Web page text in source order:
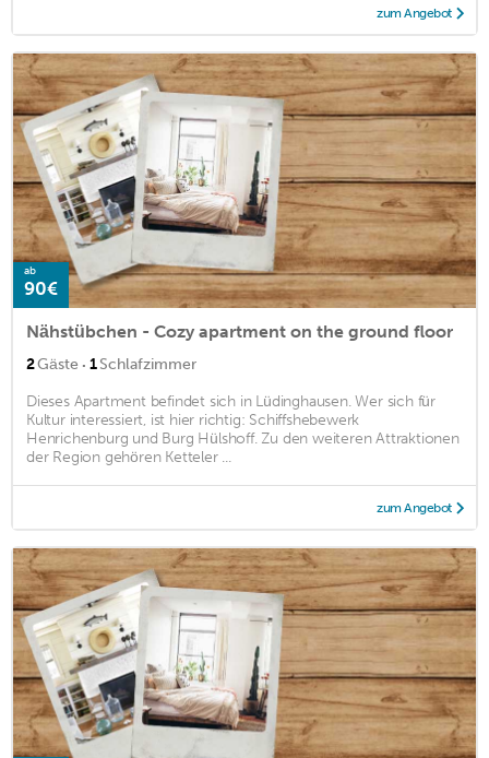
zum Angebot
ab
90€
Nähstübchen - Cozy apartment on the ground floor
2Gäste · 1Schlafzimmer
Dieses Apartment befindet sich in Lüdinghausen. Wer sich für
Kultur interessiert, ist hier richtig: Schiffshebewerk
Henrichenburg und Burg Hülshoff. Zu den weiteren Attraktionen
der Region gehören Ketteler ...
zum Angebot